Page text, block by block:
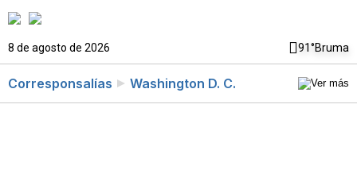
8 de agosto de 2026 91°Bruma
Corresponsalías Washington D. C.